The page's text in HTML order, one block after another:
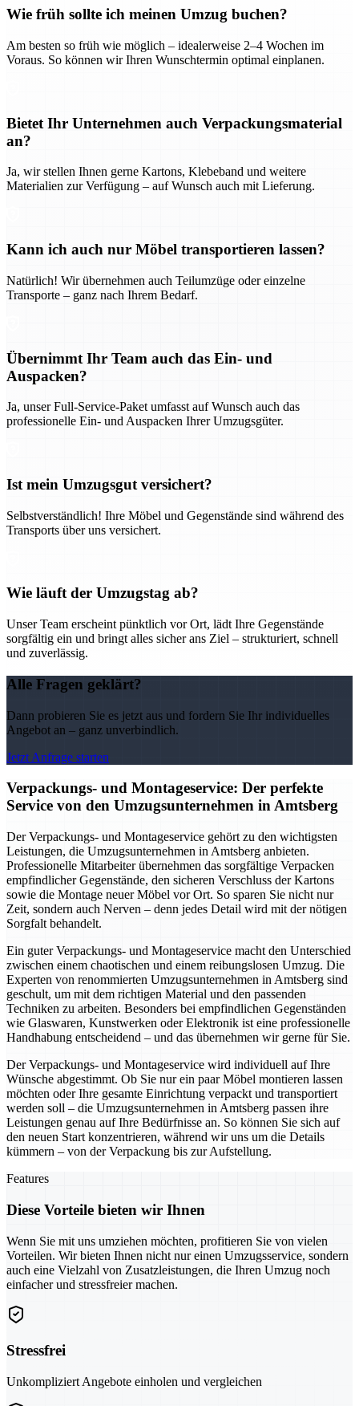
Wie früh sollte ich meinen Umzug buchen?
Am besten so früh wie möglich – idealerweise 2–4 Wochen im
Voraus. So können wir Ihren Wunschtermin optimal einplanen.
Bietet Ihr Unternehmen auch Verpackungsmaterial
an?
Ja, wir stellen Ihnen gerne Kartons, Klebeband und weitere
Materialien zur Verfügung – auf Wunsch auch mit Lieferung.
Kann ich auch nur Möbel transportieren lassen?
Natürlich! Wir übernehmen auch Teilumzüge oder einzelne
Transporte – ganz nach Ihrem Bedarf.
Übernimmt Ihr Team auch das Ein- und
Auspacken?
Ja, unser Full-Service-Paket umfasst auf Wunsch auch das
professionelle Ein- und Auspacken Ihrer Umzugsgüter.
Ist mein Umzugsgut versichert?
Selbstverständlich! Ihre Möbel und Gegenstände sind während des
Transports über uns versichert.
Wie läuft der Umzugstag ab?
Unser Team erscheint pünktlich vor Ort, lädt Ihre Gegenstände
sorgfältig ein und bringt alles sicher ans Ziel – strukturiert, schnell
und zuverlässig.
Alle Fragen geklärt?
Dann probieren Sie es jetzt aus und fordern Sie Ihr individuelles
Angebot an – ganz unverbindlich.
Jetzt Anfrage starten
Verpackungs- und Montageservice: Der perfekte
Service von den Umzugsunternehmen in Amtsberg
Der Verpackungs- und Montageservice gehört zu den wichtigsten
Leistungen, die Umzugsunternehmen in Amtsberg anbieten.
Professionelle Mitarbeiter übernehmen das sorgfältige Verpacken
empfindlicher Gegenstände, den sicheren Verschluss der Kartons
sowie die Montage neuer Möbel vor Ort. So sparen Sie nicht nur
Zeit, sondern auch Nerven – denn jedes Detail wird mit der nötigen
Sorgfalt behandelt.
Ein guter Verpackungs- und Montageservice macht den Unterschied
zwischen einem chaotischen und einem reibungslosen Umzug. Die
Experten von renommierten Umzugsunternehmen in Amtsberg sind
geschult, um mit dem richtigen Material und den passenden
Techniken zu arbeiten. Besonders bei empfindlichen Gegenständen
wie Glaswaren, Kunstwerken oder Elektronik ist eine professionelle
Handhabung entscheidend – und das übernehmen wir gerne für Sie.
Der Verpackungs- und Montageservice wird individuell auf Ihre
Wünsche abgestimmt. Ob Sie nur ein paar Möbel montieren lassen
möchten oder Ihre gesamte Einrichtung verpackt und transportiert
werden soll – die Umzugsunternehmen in Amtsberg passen ihre
Leistungen genau auf Ihre Bedürfnisse an. So können Sie sich auf
den neuen Start konzentrieren, während wir uns um die Details
kümmern – von der Verpackung bis zur Aufstellung.
Features
Diese Vorteile bieten wir Ihnen
Wenn Sie mit uns umziehen möchten, profitieren Sie von vielen
Vorteilen. Wir bieten Ihnen nicht nur einen Umzugsservice, sondern
auch eine Vielzahl von Zusatzleistungen, die Ihren Umzug noch
einfacher und stressfreier machen.
Stressfrei
Unkompliziert Angebote einholen und vergleichen